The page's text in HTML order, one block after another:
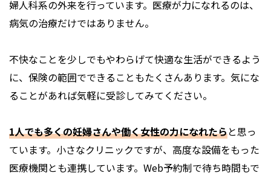
婦人科系の外来を行っています。医療が力になれるのは、
病気の治療だけではありません。
不快なことを少しでもやわらげて快適な生活ができるよう
に、保険の範囲でできることもたくさんあります。気にな
ることがあれば気軽に受診してみてください。
1人でも多くの妊婦さんや働く女性の力になれたらと思っ
ています。小さなクリニックですが、高度な設備をもった
医療機関とも連携しています。Web予約制で待ち時間もで